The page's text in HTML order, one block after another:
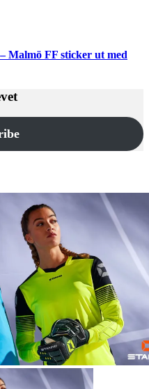
Malmö FF sticker ut med